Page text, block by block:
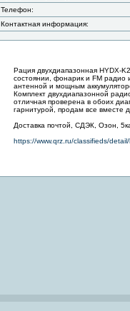
Телефон:
Контактная информация:
Рация двухдиапазонная HYDX-
состоянии, фонарик и FM радио
антенной и мощным
Комплект двухдиапазонной
отличная проверена в обоих
гарнитурой, продам все вместе
Доставка почтой, СДЭК, Озон,
https://www.qrz.ru/classifieds/